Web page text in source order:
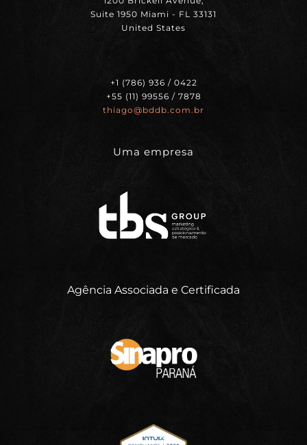
Suite 1950 Miami - FL 33131
United States
+1 (786) 936 / 0422
+55 (11) 99556 / 7878
thiago@bddb.com.br
Uma empresa
Agência Associada e Certificada